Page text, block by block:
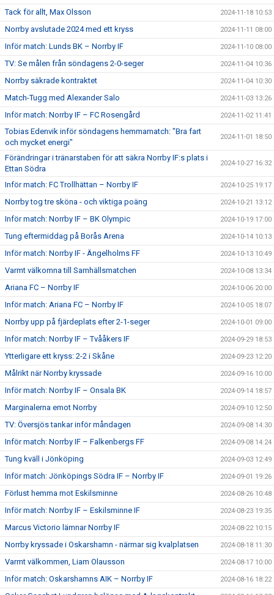
Tack för allt, Max Olsson 2024-11-18 10:53
Norrby avslutade 2024 med ett kryss 2024-11-11 08:00
Inför match: Lunds BK – Norrby IF 2024-11-10 08:00
TV: Se målen från söndagens 2-0-seger 2024-11-04 10:36
Norrby säkrade kontraktet 2024-11-04 10:30
Match-Tugg med Alexander Salo 2024-11-03 13:26
Inför match: Norrby IF – FC Rosengård 2024-11-02 11:41
Tobias Edenvik inför söndagens hemmamatch: "Bra fart
och mycket energi"
2024-11-01 18:50
Förändringar i tränarstaben för att säkra Norrby IF:s plats i
Ettan Södra
2024-10-27 16:32
Inför match: FC Trollhättan – Norrby IF 2024-10-25 19:17
Norrby tog tre sköna - och viktiga poäng 2024-10-21 13:12
Inför match: Norrby IF – BK Olympic 2024-10-19 17:00
Tung eftermiddag på Borås Arena 2024-10-14 10:13
Inför match: Norrby IF - Ängelholms FF 2024-10-13 10:49
Varmt välkomna till Samhällsmatchen 2024-10-08 13:34
Ariana FC – Norrby IF 2024-10-06 20:00
Inför match: Ariana FC – Norrby IF 2024-10-05 18:07
Norrby upp på fjärdeplats efter 2-1-seger 2024-10-01 09:00
Inför match: Norrby IF – Tvååkers IF 2024-09-29 18:53
Ytterligare ett kryss: 2-2 i Skåne 2024-09-23 12:20
Målrikt när Norrby kryssade 2024-09-16 10:00
Inför match: Norrby IF – Onsala BK 2024-09-14 18:57
Marginalerna emot Norrby 2024-09-10 12:50
TV: Översjös tankar inför måndagen 2024-09-08 14:30
Inför match: Norrby IF – Falkenbergs FF 2024-09-08 14:24
Tung kväll i Jönköping 2024-09-03 12:49
Inför match: Jönköpings Södra IF – Norrby IF 2024-09-01 19:26
Förlust hemma mot Eskilsminne 2024-08-26 10:48
Inför match: Norrby IF – Eskilsminne IF 2024-08-23 19:35
Marcus Victorio lämnar Norrby IF 2024-08-22 10:15
Norrby kryssade i Oskarshamn - närmar sig kvalplatsen 2024-08-18 11:30
Varmt välkommen, Liam Olausson 2024-08-17 10:00
Inför match: Oskarshamns AIK – Norrby IF 2024-08-16 18:22